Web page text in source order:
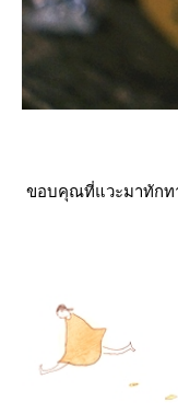
ขอบคุณที่แวะมาทักท